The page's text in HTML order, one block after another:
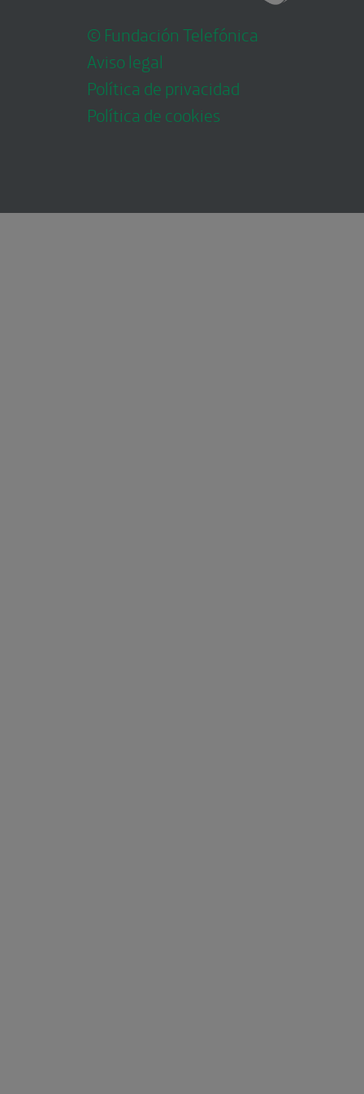
© Fundación Telefónica
Aviso legal
Política de privacidad
Política de cookies